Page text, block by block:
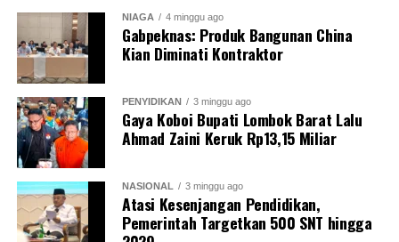
NIAGA 4 minggu ago
Gabpeknas: Produk Bangunan China
Kian Diminati Kontraktor
PENYIDIKAN 3 minggu ago
Gaya Koboi Bupati Lombok Barat Lalu
Ahmad Zaini Keruk Rp13,15 Miliar
NASIONAL 3 minggu ago
Atasi Kesenjangan Pendidikan,
Pemerintah Targetkan 500 SNT hingga